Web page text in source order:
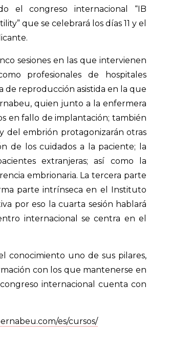
el congreso internacional “IB
que se celebrará los días 11 y el
sesiones en las que intervienen
profesionales de hospitales
de reproducción asistida en la que
quien junto a la enfermera
en fallo de implantación; también
del embrión protagonizarán otras
de los cuidados a la paciente; la
extranjeras; así como la
embrionaria. La tercera parte
parte intrínseca en el Instituto
por eso la cuarta sesión hablará
internacional se centra en el
conocimiento uno de sus pilares,
con los que mantenerse en
internacional cuenta con
es/cursos/